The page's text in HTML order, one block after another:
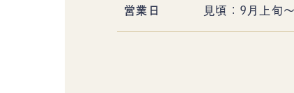
営業日 見頃：9月上旬